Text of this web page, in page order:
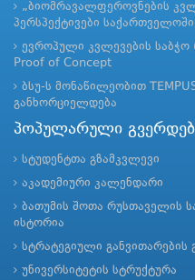
„ბიომრავალფეროვნების
პერსპექტივები
ევროპული კვლევების საბჭო
Proof of Concept
ბსუ-ს მონაწილეობით
განხორციელდება
პოპულარული
სტუდენტთა გზამკვლევი
აკადემიური კალენდარი
ბათუმის შოთა რუსთაველის
ისტორია
სტრატეგიული განვითარების
უნივერსიტეტის სტრუქტურა